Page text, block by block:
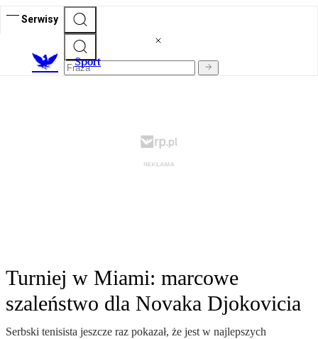
Serwisy
Sport
Turniej w Miami: marcowe
szaleństwo dla Novaka Djokovicia
Serbski tenisista jeszcze raz pokazał, że jest w najlepszych